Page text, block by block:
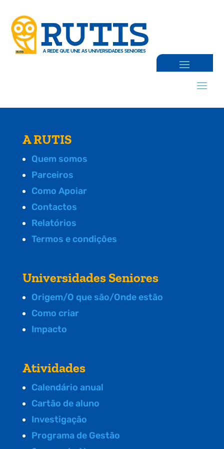
A RUTIS
Quem somos
Parceiros
Como Apoiar
Contactos
Relatórios
Termos e condições
Universidades Seniores
Origem/O que são/Onde estão
Como criar
Impacto
Atividades
Calendário anual
Cartão de aluno
Investigação
Programa de Gestão